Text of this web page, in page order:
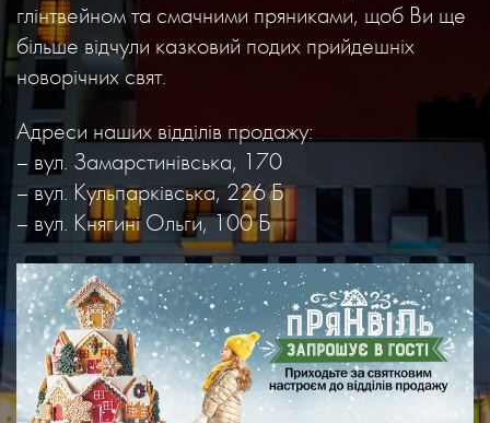
глінтвейном та смачними пряниками, щоб Ви ще
більше відчули казковий подих прийдешніх
новорічних свят.
Адреси наших відділів продажу:
– вул. Замарстинівська, 170
– вул. Кульпарківська, 226 Б
– вул. Княгині Ольги, 100 Б